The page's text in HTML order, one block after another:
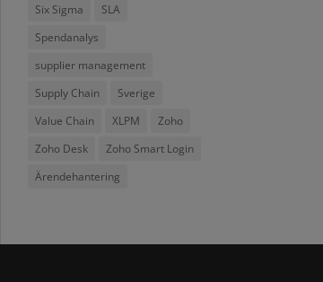
Six Sigma
SLA
Spendanalys
supplier management
Supply Chain
Sverige
Value Chain
XLPM
Zoho
Zoho Desk
Zoho Smart Login
Ärendehantering